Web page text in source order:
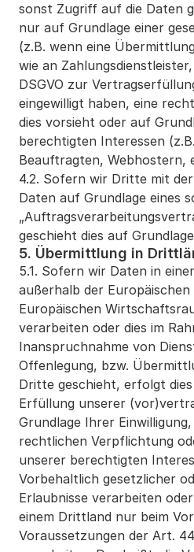
sonst Zugriff auf die Daten
nur auf Grundlage einer
(z.B. wenn eine
wie an
DSGVO zur
eingewilligt haben, eine
dies vorsieht oder auf
berechtigten Interessen
Beauftragten, Webhostern,
4.2. Sofern wir Dritte mit
Daten auf Grundlage eines
geschieht dies auf
5. Übermittlung in
5.1. Sofern wir Daten in
außerhalb der
Europäischen
verarbeiten oder dies im
Inanspruchnahme von
Offenlegung, bzw.
Dritte geschieht, erfolgt
Erfüllung unserer
Grundlage Ihrer
rechtlichen Verpflichtung
unserer berechtigten
Vorbehaltlich gesetzlicher
Erlaubnisse verarbeiten
einem Drittland nur beim
Voraussetzungen der Art.